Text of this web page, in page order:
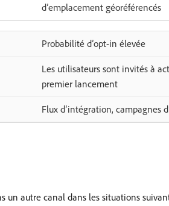
d’emplacement géoréférencés
Probabilité d’opt-in élevée
Les utilisateurs sont invités à
premier lancement
Flux d’intégration, campagnes
un autre canal dans les situations